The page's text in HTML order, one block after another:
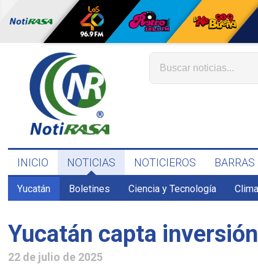
INICIO NOTICIAS NOTICIEROS
Yucatán Boletines Ciencia y Tecnología Clima
Yucatán capta
22 de julio de 2025